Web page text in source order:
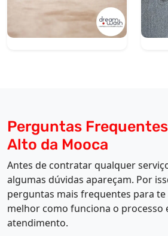
Perguntas
Alto da Mooca
Antes de contratar qualquer
algumas dúvidas apareçam. Por
perguntas mais frequentes para
melhor como funciona o processo
atendimento.